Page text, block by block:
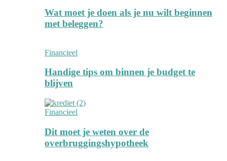
Wat moet je doen als je nu wilt beginnen
met beleggen?
Financieel
Handige tips om binnen je budget te
blijven
Financieel
Dit moet je weten over de
overbruggingshypotheek